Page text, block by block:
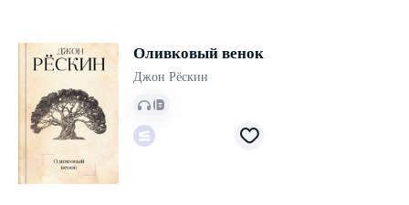
Оливковый венок
Джон Рёскин